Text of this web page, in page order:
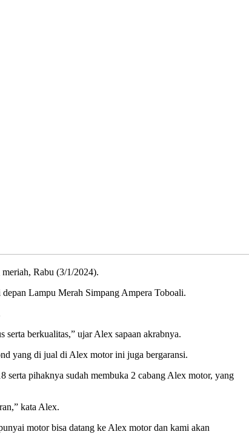
Rabu (3/1/2024).
Lampu Merah Simpang Ampera Toboali.
berkualitas,” ujar Alex sapaan akrabnya.
yang di jual di Alex motor ini juga bergaransi.
serta pihaknya sudah membuka 2 cabang Alex motor, yang
kata Alex.
motor bisa datang ke Alex motor dan kami akan